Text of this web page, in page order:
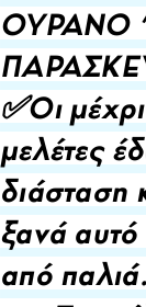
ΟΥΡΑΝΟ
✅Οι
μελέτες
διάσταση
ξανά αυτό
από